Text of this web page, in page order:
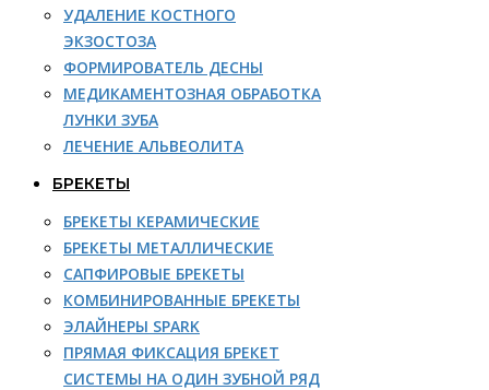
УДАЛЕНИЕ КОСТНОГО
ЭКЗОСТОЗА
ФОРМИРОВАТЕЛЬ ДЕСНЫ
МЕДИКАМЕНТОЗНАЯ ОБРАБОТКА
ЛУНКИ ЗУБА
ЛЕЧЕНИЕ АЛЬВЕОЛИТА
БРЕКЕТЫ
БРЕКЕТЫ КЕРАМИЧЕСКИЕ
БРЕКЕТЫ МЕТАЛЛИЧЕСКИЕ
САПФИРОВЫЕ БРЕКЕТЫ
КОМБИНИРОВАННЫЕ БРЕКЕТЫ
ЭЛАЙНЕРЫ SPARK
ПРЯМАЯ ФИКСАЦИЯ БРЕКЕТ
СИСТЕМЫ НА ОДИН ЗУБНОЙ РЯД